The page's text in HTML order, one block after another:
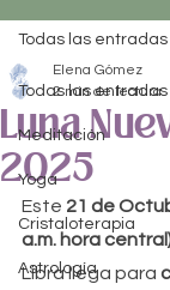
Todas las entradas
Meditación
Yoga
Cristaloterapia
Astrología
Todas las entradas
Luna
2025
Elena Gómez
2 min de lectura
Este 21 de
a.m. hora
Libra llega para